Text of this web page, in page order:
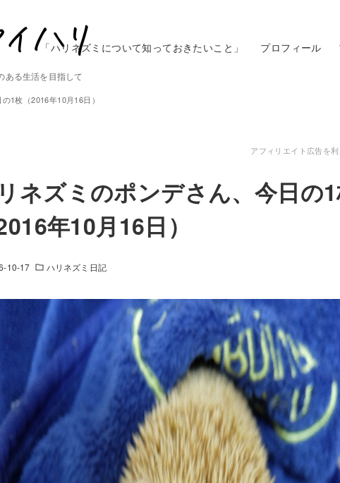
ある生活を目指して
「ハリネズミについて知っておきたいこと」 プロフィール
1枚（2016年10月16日）
アフィリエイト広告を
ネズミのポンデさん、今日の
2016年10月16日）
10-17 ハリネズミ日記